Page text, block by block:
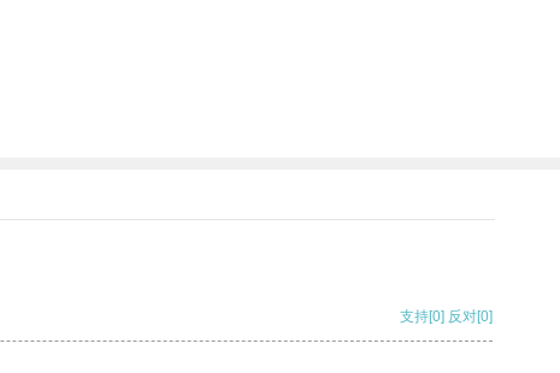
支持[0] 反对[0]